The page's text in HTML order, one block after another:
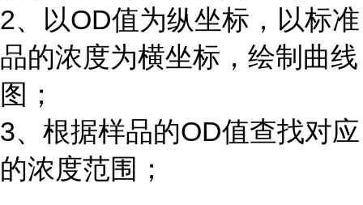
2、以OD值为纵坐标，以标准
品的浓度为横坐标，绘制曲线
图；
3、根据样品的OD值查找对应
的浓度范围；